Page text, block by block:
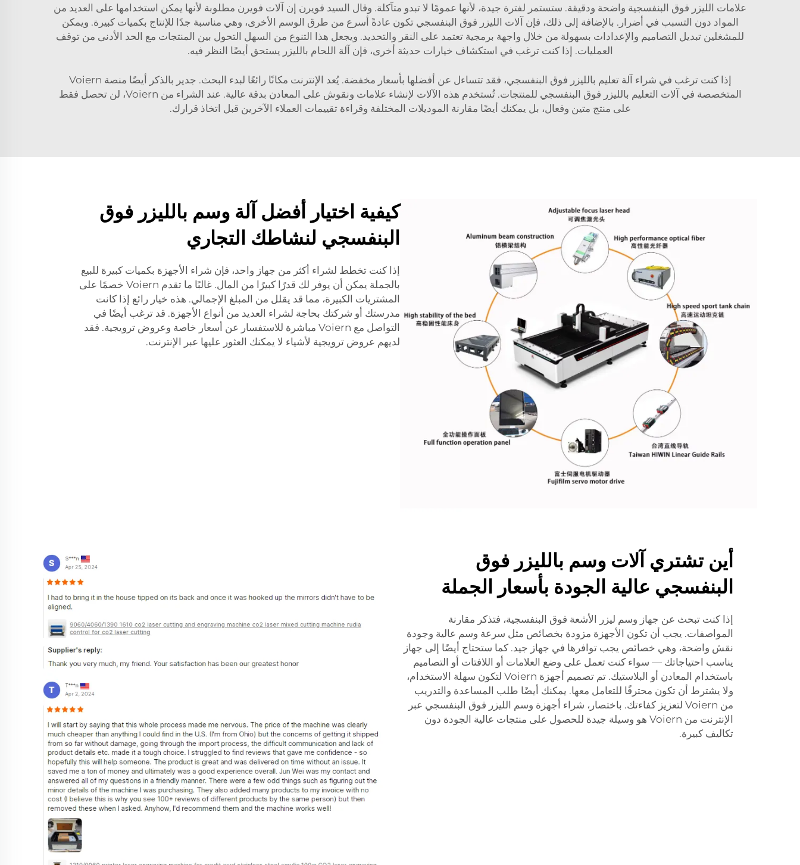
علامات الليزر فوق البنفسجية واضحة ودقيقة. ستستمر لفترة جيدة، لأنها عمومًا لا تبدو متآكلة. وقال السيد فويرن إن آلات فويرن مطلوبة لأنها يمكن استخدامها على العديد من
المواد دون التسبب في أضرار. بالإضافة إلى ذلك، فإن آلات الليزر فوق البنفسجي تكون عادةً أسرع من طرق الوسم الأخرى، وهي مناسبة جدًا للإنتاج بكميات كبيرة. ويمكن
للمشغلين تبديل التصاميم والإعدادات بسهولة من خلال واجهة برمجية تعتمد على النقر والتحديد. ويجعل هذا التنوع من السهل التحول بين المنتجات مع الحد الأدنى من توقف
العمليات. إذا كنت ترغب في استكشاف خيارات حديثة أخرى، فإن آلة اللحام بالليزر يستحق أيضًا النظر فيه.
إذا كنت ترغب في شراء آلة تعليم بالليزر فوق البنفسجي، فقد تتساءل عن أفضلها بأسعار مخفضة. يُعد الإنترنت مكانًا رائعًا لبدء البحث. جدير بالذكر أيضًا منصة Voiern
المتخصصة في آلات التعليم بالليزر فوق البنفسجي للمنتجات. تُستخدم هذه الآلات لإنشاء علامات ونقوش على المعادن بدقة عالية. عند الشراء من Voiern، لن تحصل فقط
على منتج متين وفعال، بل يمكنك أيضًا مقارنة الموديلات المختلفة وقراءة تقييمات العملاء الآخرين قبل اتخاذ قرارك.
كيفية اختيار أفضل آلة وسم بالليزر فوق
البنفسجي لنشاطك التجاري
إذا كنت تخطط لشراء أكثر من جهاز واحد، فإن شراء الأجهزة بكميات كبيرة للبيع
بالجملة يمكن أن يوفر لك قدرًا كبيرًا من المال. غالبًا ما تقدم Voiern خصمًا على
المشتريات الكبيرة، مما قد يقلل من المبلغ الإجمالي. هذه خيار رائع إذا كانت
مدرستك أو شركتك بحاجة لشراء العديد من أنواع الأجهزة. قد ترغب أيضًا في
التواصل مع Voiern مباشرة للاستفسار عن أسعار خاصة وعروض ترويجية. فقد
لديهم عروض ترويجية لأشياء لا يمكنك العثور عليها عبر الإنترنت.
أين تشتري آلات وسم بالليزر فوق
البنفسجي عالية الجودة بأسعار الجملة
إذا كنت تبحث عن جهاز وسم ليزر الأشعة فوق البنفسجية، فتذكر مقارنة
المواصفات. يجب أن تكون الأجهزة مزودة بخصائص مثل سرعة وسم عالية وجودة
نقش واضحة، وهي خصائص يجب توافرها في جهاز جيد. كما ستحتاج أيضًا إلى جهاز
يناسب احتياجاتك — سواء كنت تعمل على وضع العلامات أو اللافتات أو التصاميم
باستخدام المعادن أو البلاستيك. تم تصميم أجهزة Voiern لتكون سهلة الاستخدام،
ولا يشترط أن تكون محترفًا للتعامل معها. يمكنك أيضًا طلب المساعدة والتدريب
من Voiern لتعزيز كفاءتك. باختصار، شراء أجهزة وسم الليزر فوق البنفسجي عبر
الإنترنت من Voiern هو وسيلة جيدة للحصول على منتجات عالية الجودة دون
تكاليف كبيرة.